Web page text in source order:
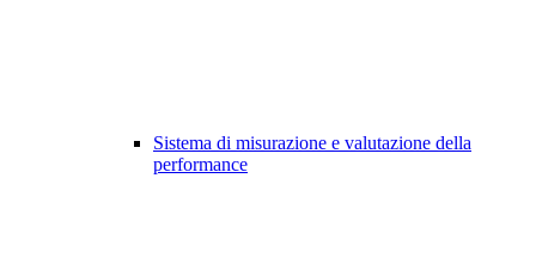
Sistema di misurazione e valutazione della
performance